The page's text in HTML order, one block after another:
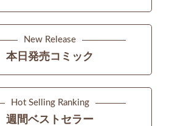
New Release
本日発売コミック
Hot Selling Ranking
週間ベストセラー